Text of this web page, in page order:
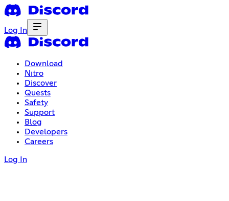
Log In
Download
Nitro
Discover
Quests
Safety
Support
Blog
Developers
Careers
Log In